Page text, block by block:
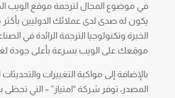
في موضوع المجال لترجمة موقع الويب
الخبرة وتكنولوجيا الترجمة الرائدة في
موقعك على الويب بسرعة بأعلى جودة
بالإضافة إلى مواكبة التغييرات
المصدر، توفر شركة “امتياز” – التي تحظى